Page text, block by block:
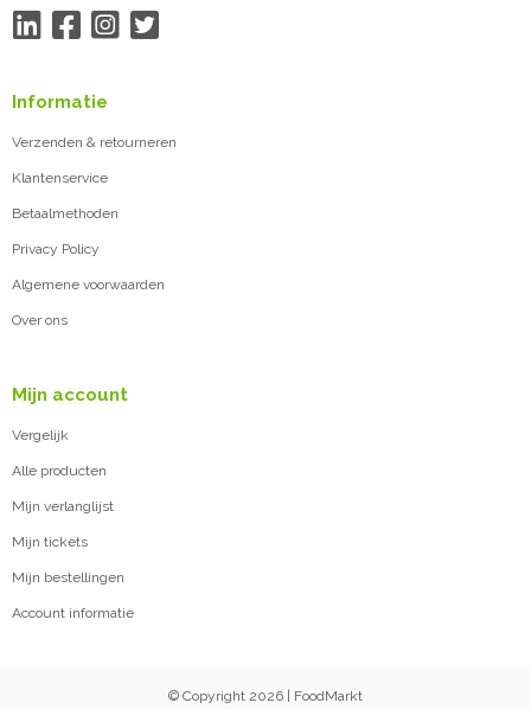
Informatie
Verzenden & retourneren
Klantenservice
Betaalmethoden
Privacy Policy
Algemene voorwaarden
Over ons
Mijn account
Vergelijk
Alle producten
Mijn verlanglijst
Mijn tickets
Mijn bestellingen
Account informatie
© Copyright 2026 | FoodMarkt